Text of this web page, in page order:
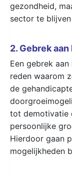
gezondheid,
sector te
2. Gebrek
Een gebrek
reden waarom
de
tot demotivatie
persoonlijke
Hierdoor gaan
mogelijkheden